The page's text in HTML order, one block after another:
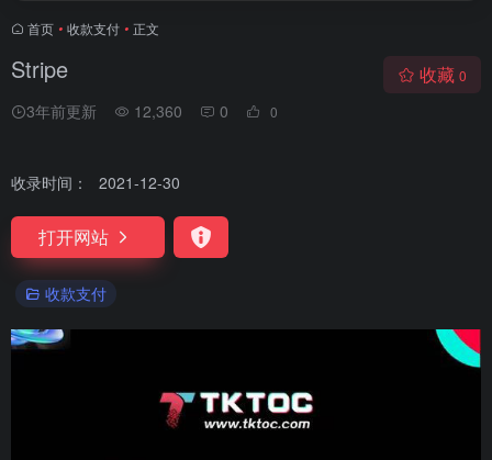
首页 • 收款支付 • 正文
Stripe
3年前更新 12,360 0 0
收藏 0
收录时间： 2021-12-30
打开网站
收款支付